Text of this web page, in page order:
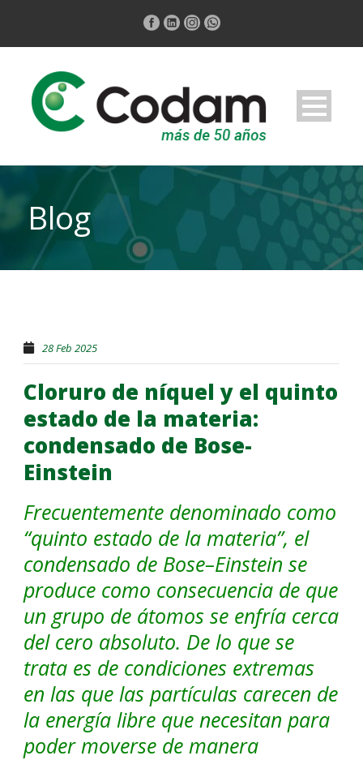
Español
Blog
28 Feb 2025
Cloruro de níquel y el quinto
estado de la materia:
condensado de Bose-
Einstein
Frecuentemente denominado como
“quinto estado de la materia”, el
condensado de Bose–Einstein se
produce como consecuencia de que
un grupo de átomos se enfría cerca
del cero absoluto. De lo que se
trata es de condiciones extremas
en las que las partículas carecen de
la energía libre que necesitan para
poder moverse de manera